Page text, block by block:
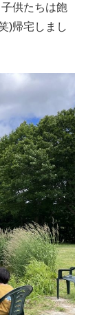
供たちは飽
)帰宅しまし